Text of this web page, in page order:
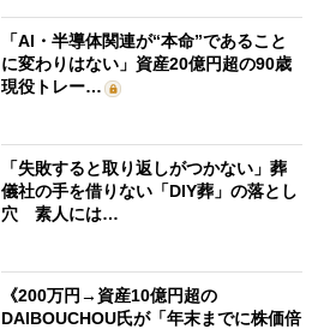
「AI・半導体関連が“本命”であること
に変わりはない」資産20億円超の90歳
現役トレー…
「失敗すると取り返しがつかない」葬
儀社の手を借りない「DIY葬」の落とし
穴 素人には…
《200万円→資産10億円超の
DAIBOUCHOU氏が「年末までに株価倍